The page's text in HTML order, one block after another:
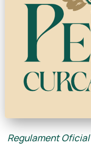
Regulament Oficial